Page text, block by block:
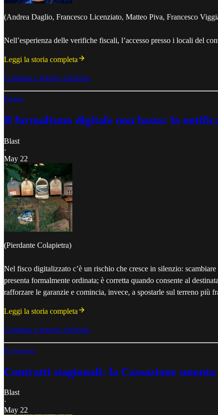
(Andrea Daglio, Francesco Licenziato, Matteo Piva, Francesco
Nell’esperienza delle verifiche fiscali, l’accesso presso i locali del
Leggi la storia completa
Continua a leggere l'articolo
Diritto
Il formalismo digitale non basta: la
Blast
·
May 22
(Pierdante Colapietra)
Nel fisco digitalizzato c’è un rischio che cresce in silenzio:
presenta formalmente ordinata; è corretta quando consente al
rafforzare le garanzie e comincia, invece, a spostarle sul terreno più
Leggi la storia completa
Continua a leggere l'articolo
Economia
Contratti stagionali: la Cassazione
Blast
·
May 22